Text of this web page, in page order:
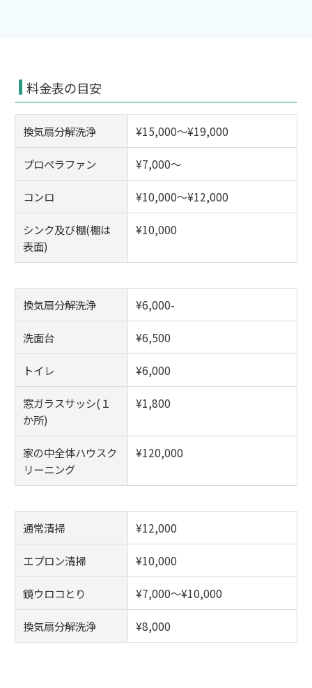
料金表の目安
換気扇分解洗浄 ¥15,000～¥19,000
プロペラファン ¥7,000～
コンロ ¥10,000～¥12,000
シンク及び棚(棚は
表面)
¥10,000
換気扇分解洗浄 ¥6,000-
洗面台 ¥6,500
トイレ ¥6,000
窓ガラスサッシ(１
か所)
¥1,800
家の中全体ハウスク
リーニング
¥120,000
通常清掃 ¥12,000
エプロン清掃 ¥10,000
鏡ウロコとり ¥7,000～¥10,000
換気扇分解洗浄 ¥8,000